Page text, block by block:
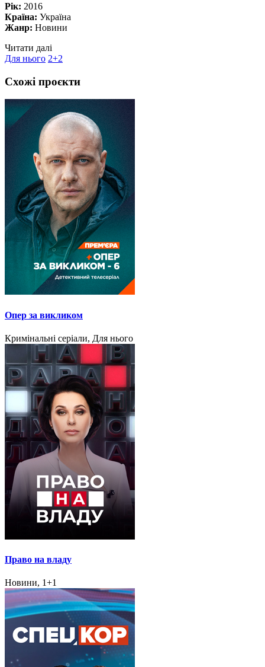
Рік: 2016
Країна: Україна
Жанр: Новини
Читати далі
Для нього 2+2
Схожі проєкти
Опер за викликом
Кримінальні серіали, Для нього
Право на владу
Новини, 1+1